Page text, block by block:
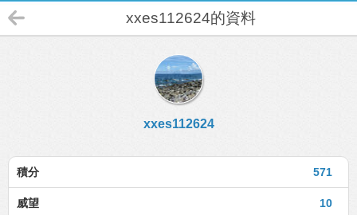
xxes112624的資料
xxes112624
571
積分
10
威望